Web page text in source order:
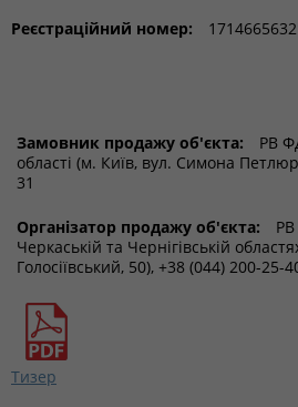
Реєстраційний номер:
Замовник продажу об'єкта:
РВ
області (м. Київ, вул. Симона
31
Організатор продажу об'єкта:
Черкаській та Чернігівській
Голосіївський, 50), +38 (044) 200-25-
Тизер